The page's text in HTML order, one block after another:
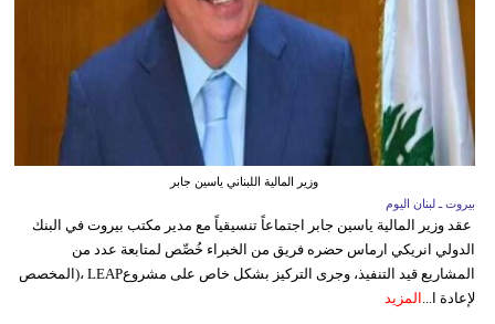
وزير المالية اللبناني ياسين جابر
بيروت ـ لبنان اليوم
عقد وزير المالية ياسين جابر اجتماعاً تنسيقياً مع مدير مكتب بيروت في البنك
الدولي انريكي ارماس حضره فريق من الخبراء خُصِّص لمتابعة عدد من
المشاريع قيد التنفيذ، وجرى التركيز بشكل خاص على مشروعLEAP ،(المخصص
لإعادة ا... المزيد